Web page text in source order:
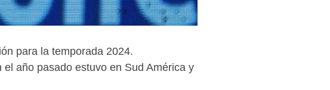
para la temporada 2024.
año pasado estuvo en Sud América y